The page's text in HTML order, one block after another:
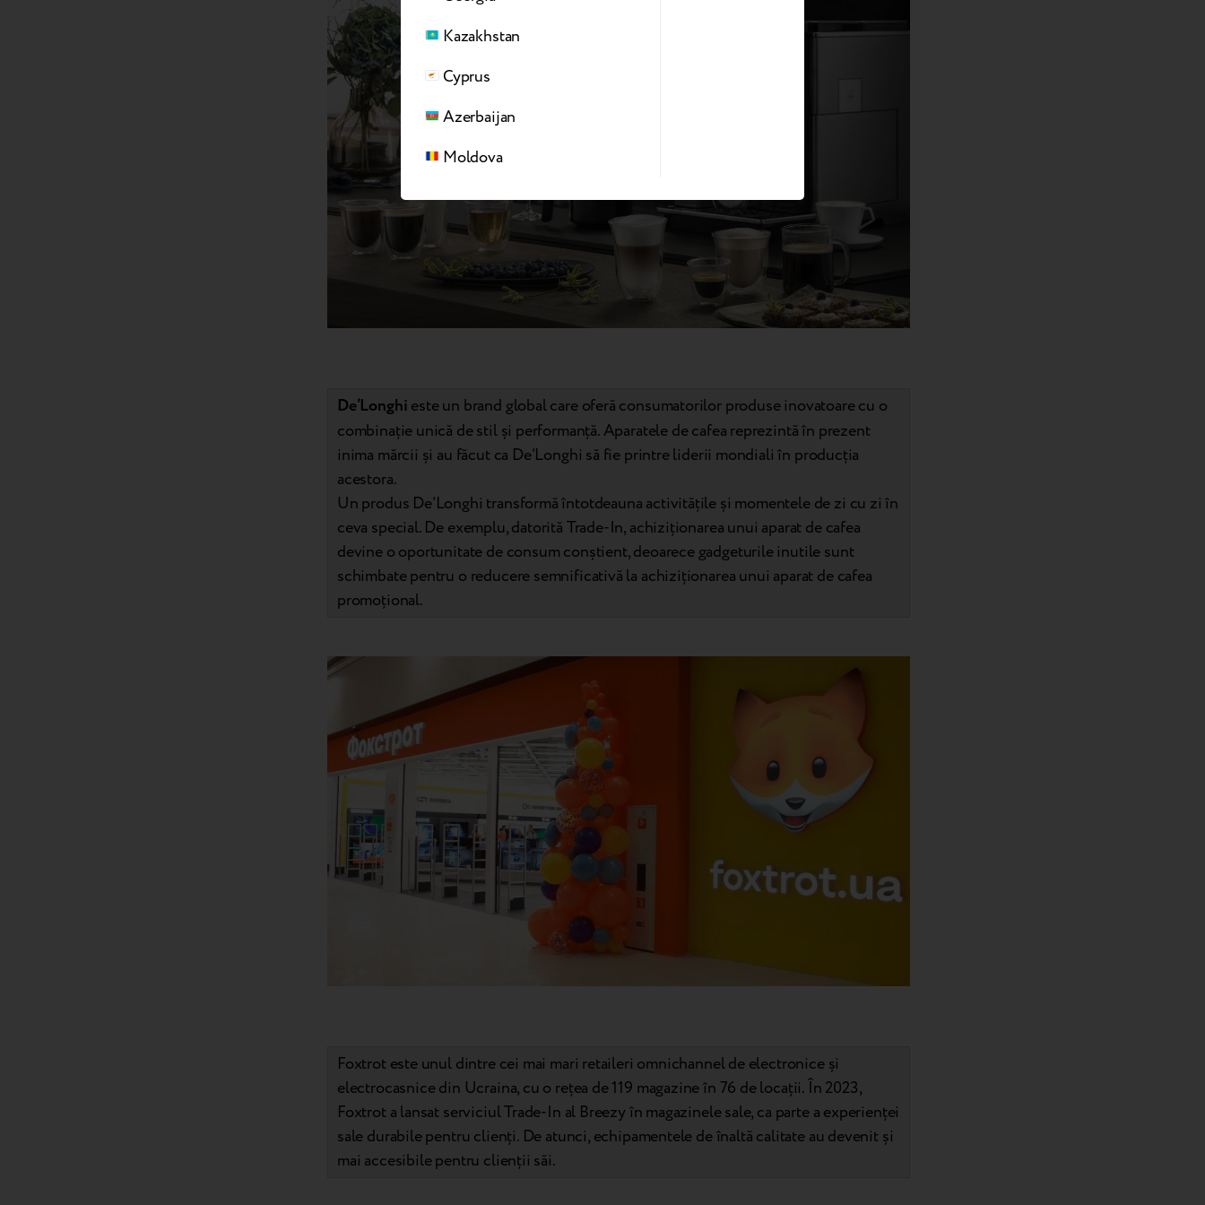
De’Longhi este un brand global care oferă consumatorilor produse inovatoare cu o
combinație unică de stil și performanță. Aparatele de cafea reprezintă în prezent
inima mărcii și au făcut ca De’Longhi să fie printre liderii mondiali în producția
acestora.
Un produs De’Longhi transformă întotdeauna activitățile și momentele de zi cu zi în
ceva special. De exemplu, datorită Trade-In, achiziționarea unui aparat de cafea
devine o oportunitate de consum conștient, deoarece gadgeturile inutile sunt
schimbate pentru o reducere semnificativă la achiziționarea unui aparat de cafea
promoțional.
Foxtrot este unul dintre cei mai mari retaileri omnichannel de electronice și
electrocasnice din Ucraina, cu o rețea de 119 magazine în 76 de locații. În 2023,
Foxtrot a lansat serviciul Trade-In al Breezy în magazinele sale, ca parte a experienței
sale durabile pentru clienți. De atunci, echipamentele de înaltă calitate au devenit și
mai accesibile pentru clienții săi.
Kazakhstan
Cyprus
Azerbaijan
Moldova